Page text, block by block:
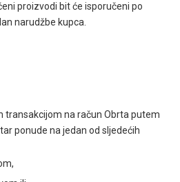
proizvodi bit će isporučeni po
narudžbe kupca.
transakcijom na račun Obrta putem
ponude na jedan od sljedećih